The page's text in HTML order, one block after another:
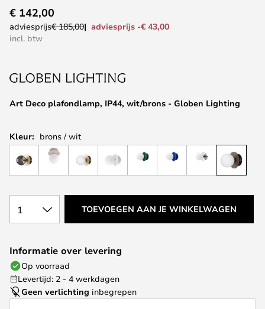
naar
het
de
gallerij
Art Deco plafondlamp, IP44, wit/brons - Globen Lighting
€ 142,00
adviesprijs€ 185,00
adviesprijs -€ 43,00
incl. btw
Kleur: brons / wit
1 TOEVOEGEN AAN JE WINKELWAGEN
Informatie over levering
Op voorraad
Levertijd: 2 - 4 werkdagen
Geen verlichting inbegrepen